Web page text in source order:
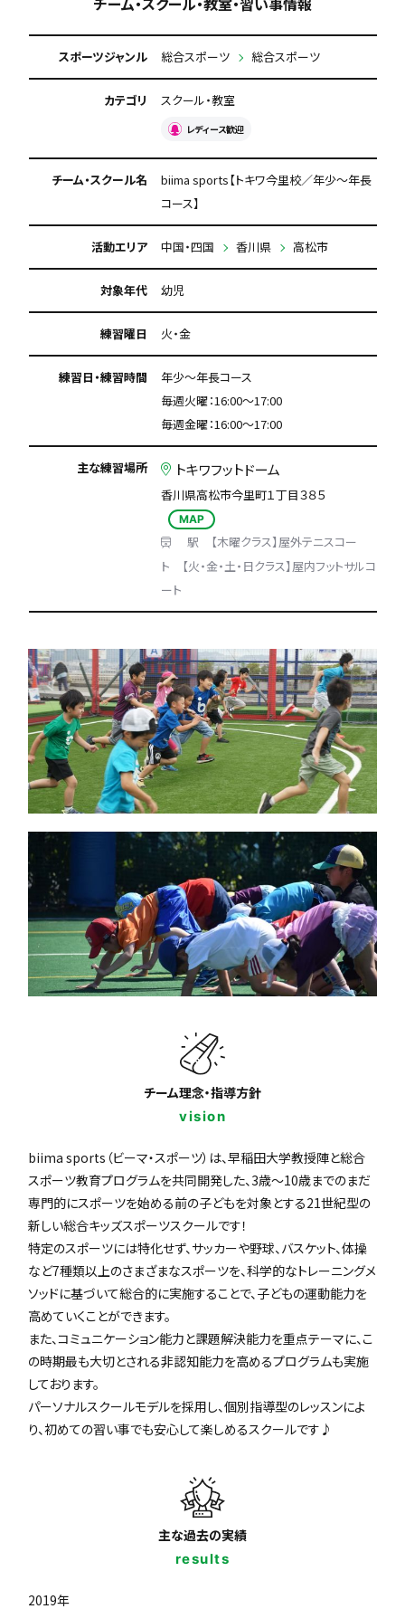
スポーツジャンル 総合スポーツ 総合スポーツ
カテゴリ スクール・教室
レディース歓迎
チーム・スクール名
biima sports【トキワ今里校／年少〜年長
コース】
活動エリア 中国・四国 香川県 高松市
対象年代 幼児
練習曜日 火・金
練習日・練習時間
年少〜年長コース
毎週火曜：16:00〜17:00
毎週金曜：16:00〜17:00
主な練習場所 トキワフットドーム
香川県高松市今里町１丁目３８５
MAP
駅 【木曜クラス】屋外テニスコー
ト 【火・金・土・日クラス】屋内フットサルコ
ート
チーム理念・指導方針
vision
biima sports（ビーマ・スポーツ）は、早稲田大学教授陣と総合
スポーツ教育プログラムを共同開発した、3歳〜10歳までのまだ
専門的にスポーツを始める前の子どもを対象とする21世紀型の
新しい総合キッズスポーツスクールです！
特定のスポーツには特化せず、サッカーや野球、バスケット、体操
など7種類以上のさまざまなスポーツを、科学的なトレーニングメ
ソッドに基づいて総合的に実施することで、子どもの運動能力を
高めていくことができます。
また、コミュニケーション能力と課題解決能力を重点テーマに、こ
の時期最も大切とされる非認知能力を高めるプログラムも実施
しております。
パーソナルスクールモデルを採用し、個別指導型のレッスンによ
り、初めての習い事でも安心して楽しめるスクールです♪
主な過去の実績
results
2019年